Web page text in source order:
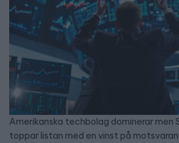
Amerikanska techbolag dominerar men
toppar listan med en vinst på